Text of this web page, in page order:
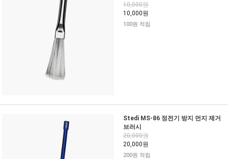
10,000원
10,000원
100원 적립
Stedi MS-86 정전기 방지 먼지 제거
브러시
20,000원
20,000원
200원 적립